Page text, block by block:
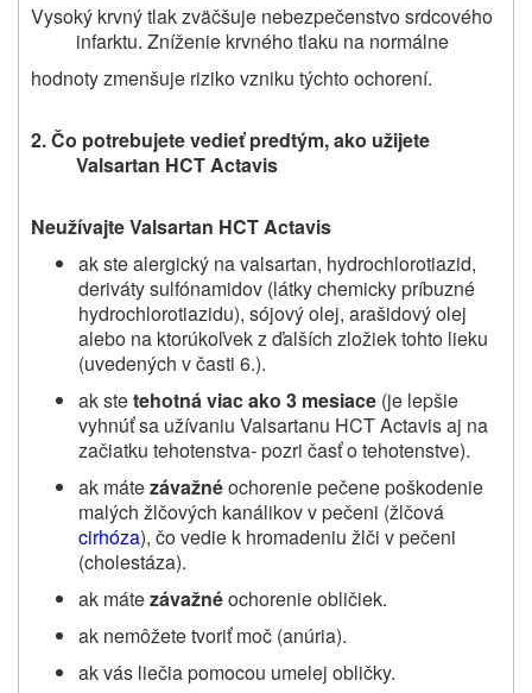
Vysoký krvný tlak zväčšuje nebezpečenstvo srdcového
infarktu. Zníženie krvného tlaku na normálne
hodnoty zmenšuje riziko vzniku týchto ochorení.
2. Čo potrebujete vedieť predtým, ako užijete
Valsartan HCT Actavis
Neužívajte Valsartan HCT Actavis
ak ste alergický na valsartan, hydrochlorotiazid,
deriváty sulfónamidov (látky chemicky príbuzné
hydrochlorotiazidu), sójový olej, arašidový olej
alebo na ktorúkoľvek z ďalších zložiek tohto lieku
(uvedených v časti 6.).
ak stetehotná viac ako 3 mesiace (je lepšie
vyhnúť sa užívaniu Valsartanu HCT Actavis aj na
začiatku tehotenstva- pozri časť o tehotenstve).
ak mátezávažnéochorenie pečene poškodenie
malých žlčových kanálikov v pečeni (žlčová
cirhóza), čo vedie k hromadeniu žlči v pečeni
(cholestáza).
ak mátezávažnéochorenie obličiek.
ak nemôžete tvoriť moč (anúria).
ak vás liečia pomocou umelej obličky.